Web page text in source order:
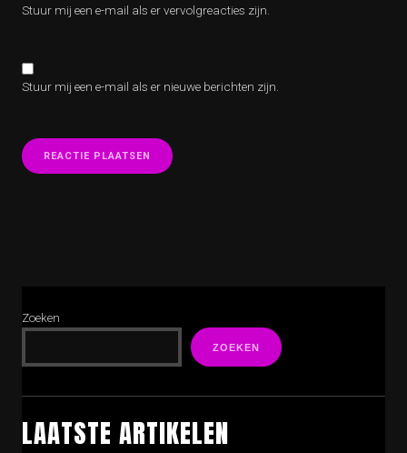
Stuur mij een e-mail als er vervolgreacties zijn.
Stuur mij een e-mail als er nieuwe berichten zijn.
Zoeken
ZOEKEN
LAATSTE ARTIKELEN